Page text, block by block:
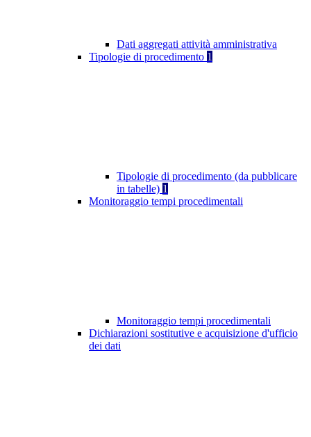
Dati aggregati attività amministrativa
Tipologie di procedimento 1
Tipologie di procedimento (da pubblicare
in tabelle) 1
Monitoraggio tempi procedimentali
Monitoraggio tempi procedimentali
Dichiarazioni sostitutive e acquisizione d'ufficio
dei dati